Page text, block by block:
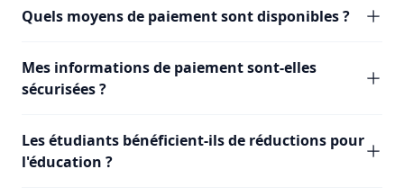
Quels moyens de paiement sont disponibles ?
Mes informations de paiement sont-elles
sécurisées ?
Les étudiants bénéficient-ils de réductions pour
l'éducation ?